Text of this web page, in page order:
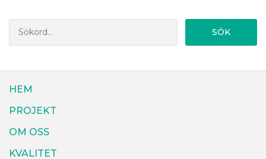
SÖK
HEM
PROJEKT
OM OSS
KVALITET